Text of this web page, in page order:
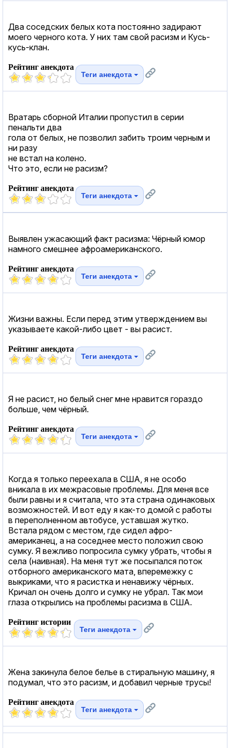
Два соседских белых кота постоянно задирают
моего черного кота. У них там свой расизм и Кусь-
кусь-клан.
Рейтинг анекдота
Теги анекдота
Вратарь сборной Италии пропустил в серии
пенальти два
гола от белых, не позволил забить троим черным и
ни разу
не встал на колено.
Что это, если не расизм?
Рейтинг анекдота
Теги анекдота
Выявлен ужасающий факт расизма: Чёрный юмор
намного смешнее афроамериканского.
Рейтинг анекдота
Теги анекдота
Жизни важны. Если перед этим утверждением вы
указываете какой-либо цвет - вы расист.
Рейтинг анекдота
Теги анекдота
Я не расист, но белый снег мне нравится гораздо
больше, чем чёрный.
Рейтинг анекдота
Теги анекдота
Когда я только переехала в США, я не особо
вникала в их межрасовые проблемы. Для меня все
были равны и я считала, что эта страна одинаковых
возможностей. И вот еду я как-то домой с работы
в переполненном автобусе, уставшая жутко.
Встала рядом с местом, где сидел афро-
американец, а на соседнее место положил свою
сумку. Я вежливо попросила сумку убрать, чтобы я
села (наивная). На меня тут же посыпался поток
отборного американского мата, вперемежку с
выкриками, что я расистка и ненавижу чёрных.
Кричал он очень долго и сумку не убрал. Так мои
глаза открылись на проблемы расизма в США.
Рейтинг истории
Теги анекдота
Жена закинула белое белье в стиральную машину, я
подумал, что это расизм, и добавил черные трусы!
Рейтинг анекдота
Теги анекдота